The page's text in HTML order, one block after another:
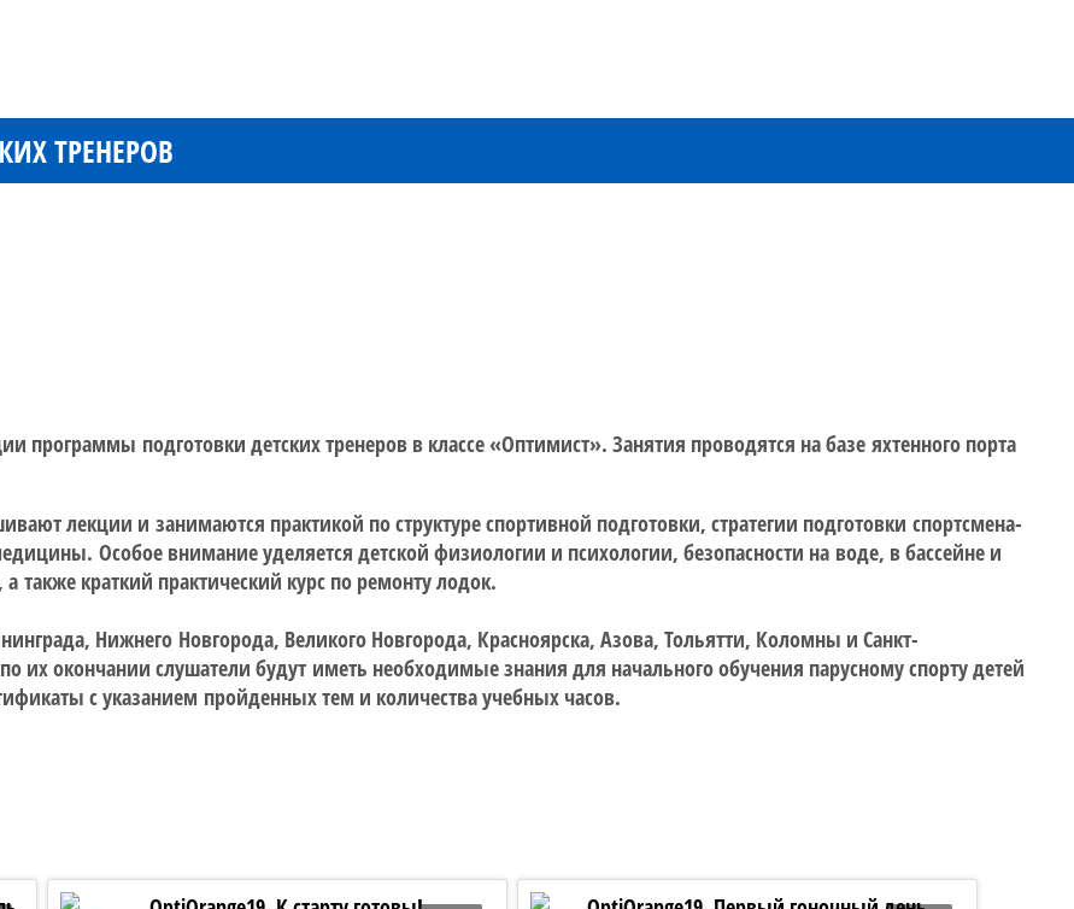
ТРЕНЕРОВ
программы подготовки детских тренеров в классе «Оптимист». Занятия проводятся на базе яхтенного порта
лекции и занимаются практикой по структуре спортивной подготовки, стратегии подготовки спортсмена-
Особое внимание уделяется детской физиологии и психологии, безопасности на воде, в бассейне и
также краткий практический курс по ремонту лодок.
Нижнего Новгорода, Великого Новгорода, Красноярска, Азова, Тольятти, Коломны и Санкт-
их окончании слушатели будут иметь необходимые знания для начального обучения парусному спорту детей
с указанием пройденных тем и количества учебных часов.